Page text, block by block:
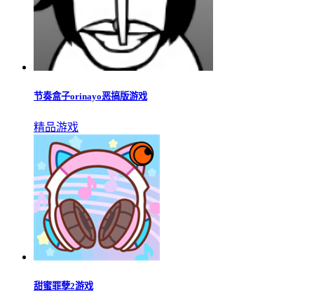
节奏盒子orinayo恶搞版游戏
精品游戏
甜蜜罪孽2游戏